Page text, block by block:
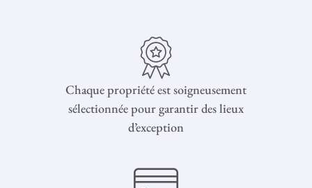
Chaque propriété est soigneusement
sélectionnée pour garantir des lieux
d’exception